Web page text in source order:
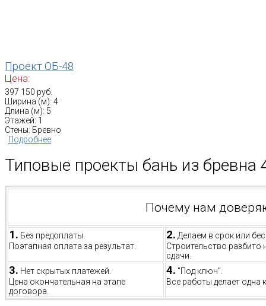
Проект ОБ-48
Цена:
397 150 руб.
Ширина (м): 4
Длина (м): 5
Этажей: 1
Стены: Бревно
Подробнее
Типовые проекты бань из бревна
Почему нам
1. Без предоплаты.
Поэтапная оплата за результат.
2. Делаем в срок или
Строительство
сдачи.
3. Нет скрытых платежей.
Цена окончательная на этапе
договора.
4. "Под ключ".
Все работы делает одна